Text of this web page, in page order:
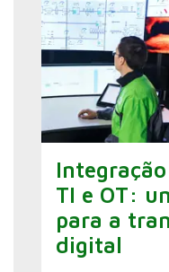
TI e OT:
para a
digital